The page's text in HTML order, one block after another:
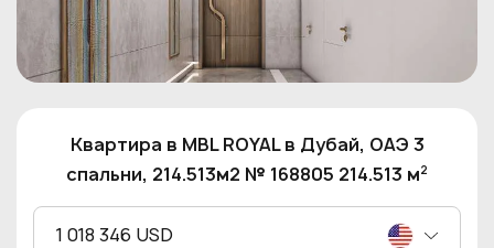
Квартира в MBL ROYAL в Дубай, ОАЭ 3
спальни, 214.513м2 № 168805 214.513 м2
1 018 346 USD